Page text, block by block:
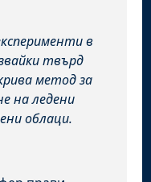
в
твърд
метод за
на ледени
облаци.